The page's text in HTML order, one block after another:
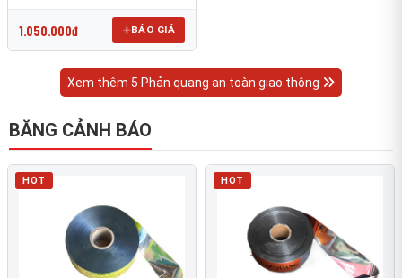
1.050.000đ BÁO GIÁ
Xem thêm 5 Phản quang an toàn giao thông
BĂNG CẢNH BÁO
HOT HOT